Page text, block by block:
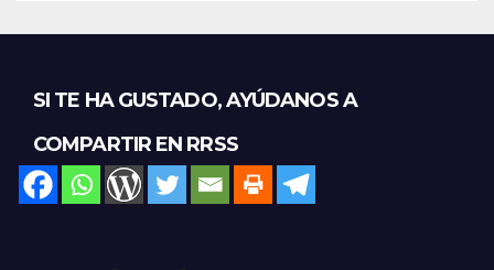
SI TE HA GUSTADO, AYÚDANOS A
COMPARTIR EN RRSS